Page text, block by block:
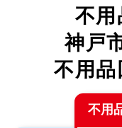
不用
神戸
不用品
不用